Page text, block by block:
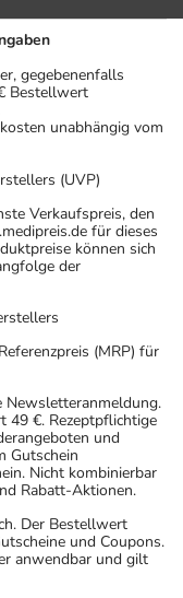
gegebenenfalls
Bestellwert
unabhängig vom
(UVP)
Verkaufspreis, den
für dieses
können sich
der
(MRP) für
Newsletteranmeldung.
49 €. Rezeptpflichtige
und
Gutschein
Nicht kombinierbar
Rabatt-Aktionen.
Der Bestellwert
und Coupons.
anwendbar und gilt